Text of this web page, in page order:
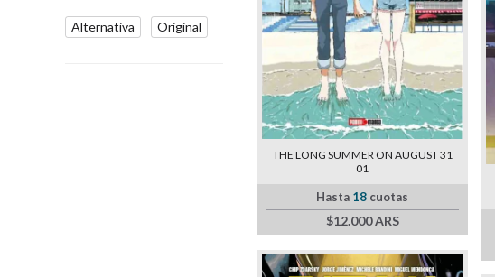
Alternativa Original
THE LONG SUMMER ON AUGUST 31
01
Hasta 18 cuotas
$12.000 ARS